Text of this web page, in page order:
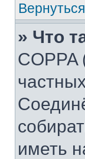
» Что
COPPA
иметь